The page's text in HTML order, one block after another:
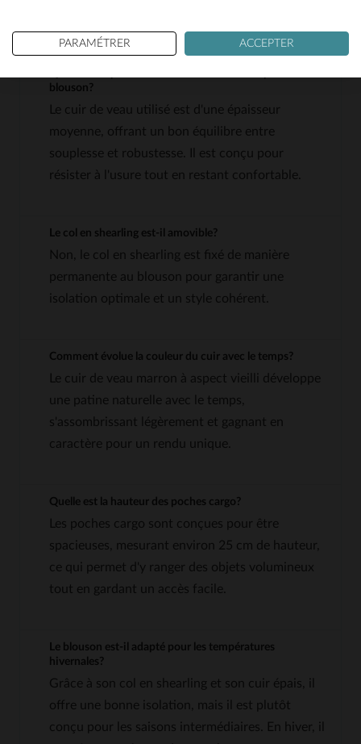
blouson?
Le cuir de veau utilisé est d'une épaisseur
moyenne, offrant un bon équilibre entre
souplesse et robustesse. Il est conçu pour
résister à l'usure tout en restant confortable.
Le col en shearling est-il amovible?
Non, le col en shearling est fixé de manière
permanente au blouson pour garantir une
isolation optimale et un style cohérent.
Comment évolue la couleur du cuir avec le temps?
Le cuir de veau marron à aspect vieilli développe
une patine naturelle avec le temps,
s'assombrissant légèrement et gagnant en
caractère pour un rendu unique.
Quelle est la hauteur des poches cargo?
Les poches cargo sont conçues pour être
spacieuses, mesurant environ 25 cm de hauteur,
ce qui permet d'y ranger des objets volumineux
tout en gardant un accès facile.
Le blouson est-il adapté pour les températures
hivernales?
Grâce à son col en shearling et son cuir épais, il
offre une bonne isolation, mais il est plutôt
conçu pour les saisons intermédiaires. En hiver, il
PARAMÉTRER ACCEPTER